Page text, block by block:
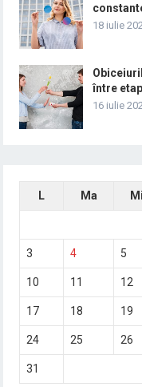
18 iulie
între
16 iulie
L Ma Mi
3 4 5
10 11 12
17 18 19
24 25 26
31